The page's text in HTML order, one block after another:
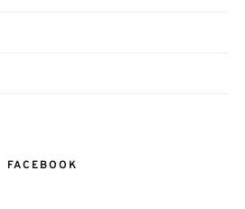
FACEBOOK